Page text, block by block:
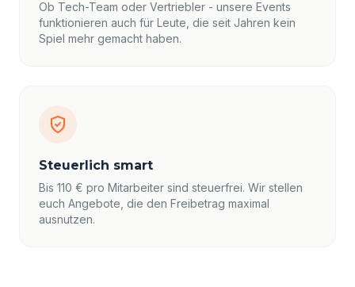
Ob Tech-Team oder Vertriebler - unsere Events
funktionieren auch für Leute, die seit Jahren kein
Spiel mehr gemacht haben.
Steuerlich smart
Bis 110 € pro Mitarbeiter sind steuerfrei. Wir stellen
euch Angebote, die den Freibetrag maximal
ausnutzen.